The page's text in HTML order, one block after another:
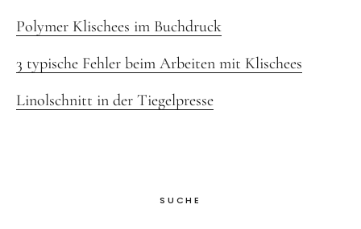
Polymer Klischees im Buchdruck
3 typische Fehler beim Arbeiten mit Klischees
Linolschnitt in der Tiegelpresse
SUCHE